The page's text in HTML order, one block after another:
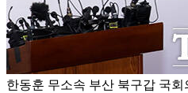
한동훈 무소속 부산 북구갑 국